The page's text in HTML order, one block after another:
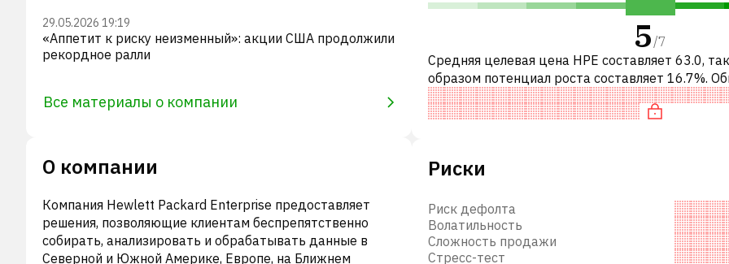
29.05.2026 19:19
«Аппетит к риску неизменный»: акции США продолжили
рекордное ралли
Все материалы о компании
О компании
Компания Hewlett Packard Enterprise предоставляет
решения, позволяющие клиентам беспрепятственно
собирать, анализировать и обрабатывать данные в
Северной и Южной Америке, Европе, на Ближнем
5/7
Средняя целевая цена HPE составляет 63.0,
образом потенциал роста составляет 16.7%.
это означает рекомендацию «ПОКУПАТЬ»
инвестиционных компаний или ре
Риски
Риск дефолта
Волатильность
Сложность продажи
Стресс-тест